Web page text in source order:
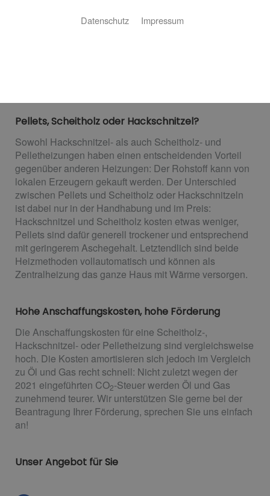
Kosten im Betrieb, ein nachwachsender Rohstoff als
Pellets, Scheitholz oder Hackschnitzel?
Sowohl Hackschnitzel- als auch Scheitholz- und
Pelletheizungen haben einen entscheidenden Vorteil
gegenüber anderen Heizungen: Der Rohstoff kann von
lokalen Erzeugern gekauft werden. Der Unterschied
zwischen Pellets und Scheitholz oder Hackschnitzeln
ist dabei nur in der Handhabung und im Preis:
Hackschnitzel und Scheitholz kosten etwas weniger,
Pellets sind dafür generell trockener und entsprechend
mit geringerem Aschegehalt. Letztendlich sind beide
Heizmethoden vollautomatisch und können als
Zentralheizung das ganze Haus mit Wärme versorgen.
Hohe Anschaffungskosten, hohe Förderung
Die Anschaffungskosten für eine Scheitholz-,
Hackschnitzel- oder Pelletheizung sind vergleichsweise
hoch. Die Kosten amortisieren sich jedoch im Vergleich
zu Öl und Gas recht schnell: Nicht zuletzt wegen der
2021 eingeführten CO2-Steuer werden Öl und Gas
zunehmend teurer. Wir unterstützen Sie gerne bei der
Beantragung Ihrer Förderung, sprechen Sie uns einfach
an!
Unser Angebot für Sie
Datenschutz Impressum